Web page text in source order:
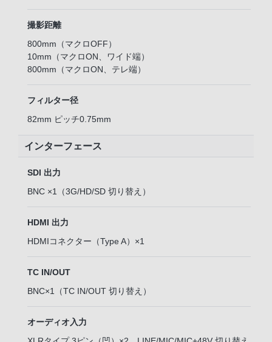
撮影距離
800mm（マクロOFF）
10mm（マクロON、ワイド端）
800mm（マクロON、テレ端）
フィルター径
82mm ピッチ0.75mm
インターフェース
SDI 出力
BNC ×1（3G/HD/SD 切り替え）
HDMI 出力
HDMIコネクター（Type A）×1
TC IN/OUT
BNC×1（TC IN/OUT 切り替え）
オーディオ入力